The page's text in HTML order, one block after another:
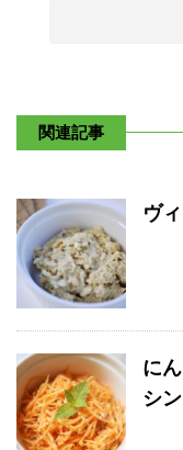
関連記事
ヴ
に
シ